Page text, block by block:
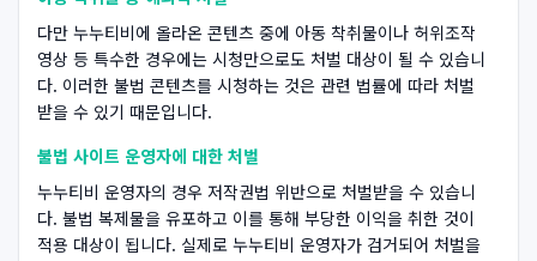
다만 누누티비에 올라온 콘텐츠 중에 아동 착취물이나 허위조작
영상 등 특수한 경우에는 시청만으로도 처벌 대상이 될 수 있습니
다. 이러한 불법 콘텐츠를 시청하는 것은 관련 법률에 따라 처벌
받을 수 있기 때문입니다.
불법 사이트 운영자에 대한 처벌
누누티비 운영자의 경우 저작권법 위반으로 처벌받을 수 있습니
다. 불법 복제물을 유포하고 이를 통해 부당한 이익을 취한 것이
적용 대상이 됩니다. 실제로 누누티비 운영자가 검거되어 처벌을